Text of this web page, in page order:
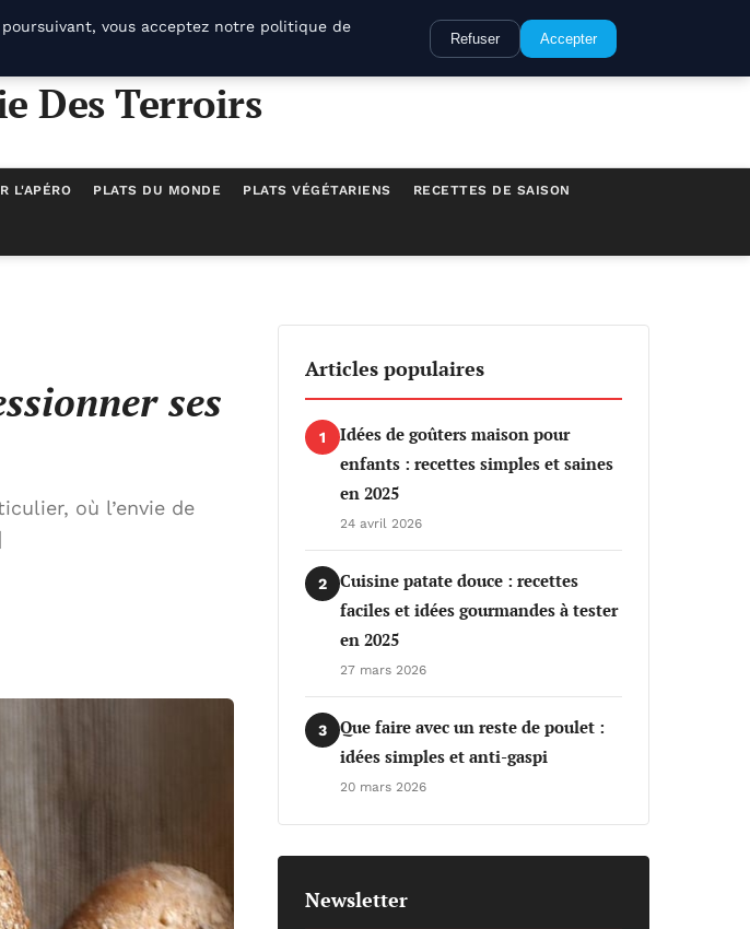
Des Terroirs
L'APÉRO PLATS DU MONDE PLATS VÉGÉTARIENS RECETTES DE SAISON
ses
où l’envie de
Articles populaires
1
Idées de goûters maison pour
enfants : recettes simples et saines
en 2025
24 avril 2026
2
Cuisine patate douce : recettes
faciles et idées gourmandes à tester
en 2025
27 mars 2026
3
Que faire avec un reste de poulet :
idées simples et anti-gaspi
20 mars 2026
Newsletter
vous acceptez notre politique de
Refuser Accepter